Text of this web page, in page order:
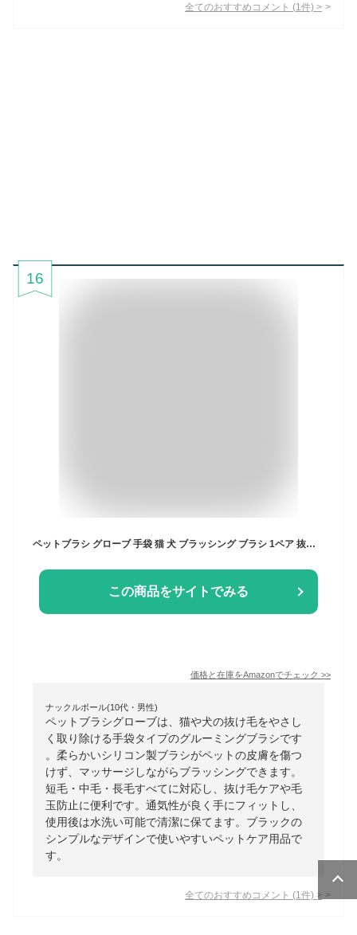
全てのおすすめコメント (1 件) >
16
ペットブラシ グローブ 手袋 猫 犬 ブラッシング ブラシ 1ペア 抜け毛取り クリーナー マッサージ 皮膚に優しい 洗い可能 柔軟 通気性 グルーミンググローブ 猫犬 短毛 中毛 長毛 通用 (ブラック)
この商品をサイトでみる
価格と在庫をAmazonでチェック >>
ナックルボール(10代・男性)
ペットブラシグローブは、猫や犬の抜け毛をやさし
く取り除ける手袋タイプのグルーミングブラシです
。柔らかいシリコン製ブラシがペットの皮膚を傷つ
けず、マッサージしながらブラッシングできます。
短毛・中毛・長毛すべてに対応し、抜け毛ケアや毛
玉防止に便利です。通気性が良く手にフィットし、
使用後は水洗い可能で清潔に保てます。ブラックの
シンプルなデザインで使いやすいペットケア用品で
す。
全てのおすすめコメント (1 件) >